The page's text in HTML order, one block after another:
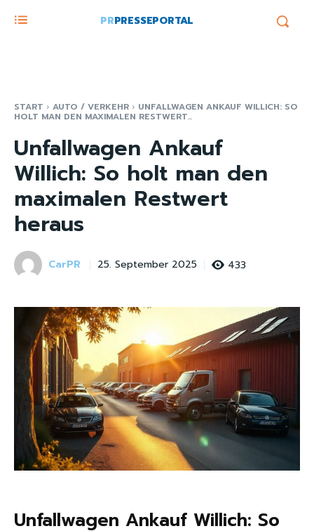
PRPRESSEPORTAL
START AUTO / VERKEHR UNFALLWAGEN ANKAUF WILLICH: SO
HOLT MAN DEN MAXIMALEN RESTWERT...
Unfallwagen Ankauf
Willich: So holt man den
maximalen Restwert
heraus
CarPR 25. September 2025 433
Unfallwagen Ankauf Willich: So